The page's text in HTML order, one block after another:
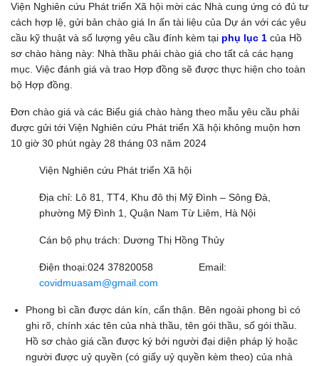
Viện Nghiên cứu Phát triển Xã hội mời các Nhà cung ứng có đủ tư
cách hợp lệ, gửi bản chào giá In ấn tài liệu của Dự án với các yêu
cầu kỹ thuật và số lượng yêu cầu đính kèm tại phụ lục 1 của Hồ
sơ chào hàng này: Nhà thầu phải chào giá cho tất cả các hạng
mục. Việc đánh giá và trao Hợp đồng sẽ được thực hiện cho toàn
bộ Hợp đồng.
Đơn chào giá và các Biểu giá chào hàng theo mẫu yêu cầu phải
được gửi tới Viện Nghiên cứu Phát triển Xã hội không muộn hơn
10 giờ 30 phút ngày 28 tháng 03 năm 2024
Viện Nghiên cứu Phát triển Xã hội
Địa chỉ: Lô 81, TT4, Khu đô thị Mỹ Đình – Sông Đà,
phường Mỹ Đình 1, Quận Nam Từ Liêm, Hà Nội
Cán bộ phụ trách: Dương Thị Hồng Thủy
Điện thoại:024 37820058 Email:
covidmuasam@gmail.com
Phong bì cần được dán kín, cẩn thận. Bên ngoài phong bì có
ghi rõ, chính xác tên của nhà thầu, tên gói thầu, số gói thầu.
Hồ sơ chào giá cần được ký bởi người đại diện pháp lý hoặc
người được uỷ quyền (có giấy uỷ quyền kèm theo) của nhà